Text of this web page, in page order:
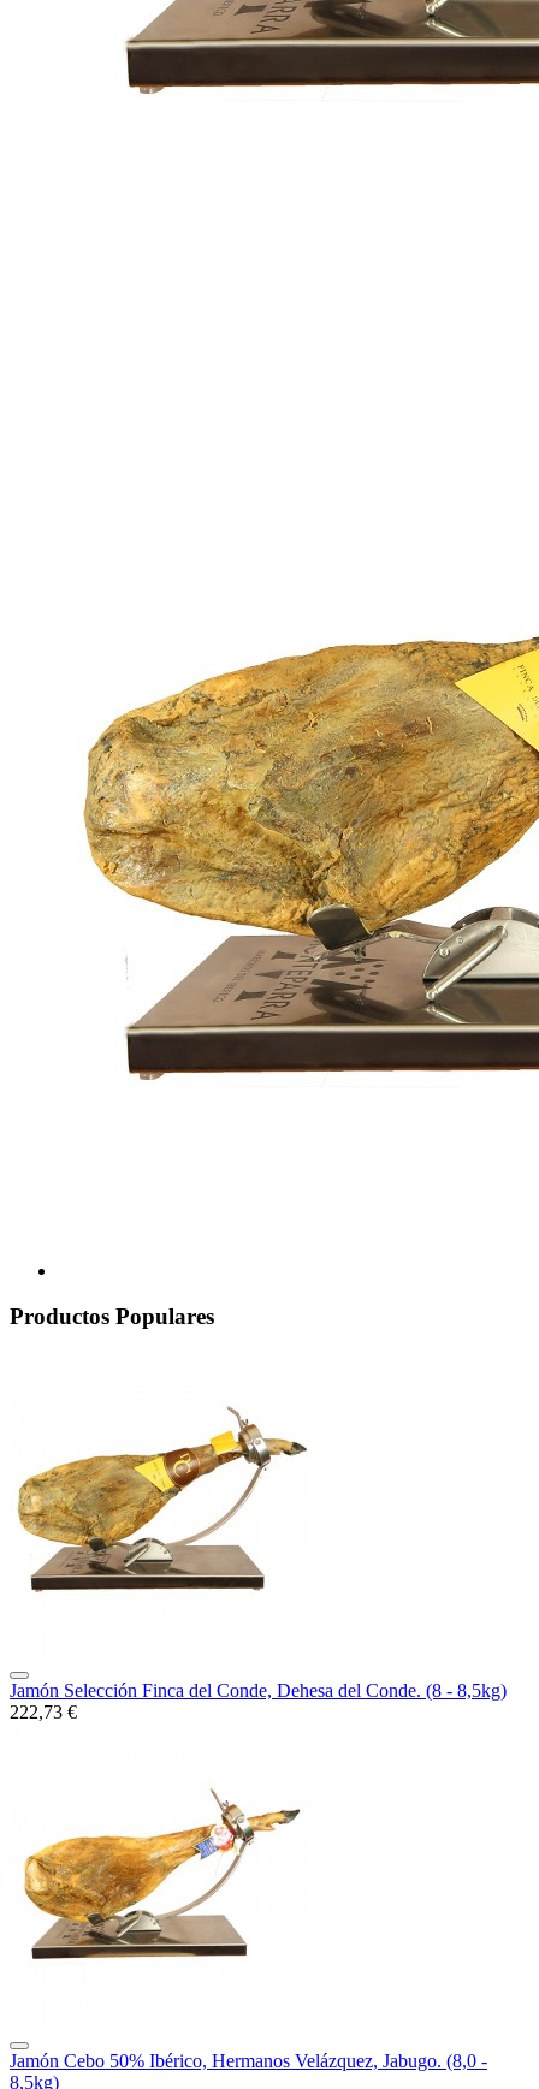
Productos Populares
Jamón Selección Finca del Conde, Dehesa del Conde. (8 - 8,5kg)
222,73 €
Jamón Cebo 50% Ibérico, Hermanos Velázquez, Jabugo. (8,0 -
8,5kg)